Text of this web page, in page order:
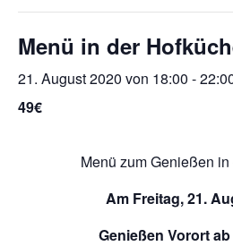
Menü in der
21. August 2020 von 18:00 -
49€
Menü zum Genießen
Am Freitag, 21.
Genießen Vorort